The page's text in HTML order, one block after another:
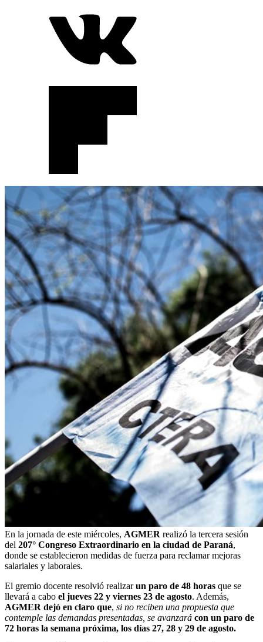
En la jornada de este miércoles, AGMER realizó la tercera sesión
del 207° Congreso Extraordinario en la ciudad de Paraná,
donde se establecieron medidas de fuerza para reclamar mejoras
salariales y laborales.
El gremio docente resolvió realizarun paro de 48 horas que se
llevará a cabo el jueves 22 y viernes 23 de agosto. Además,
AGMER dejó en claro que, si no reciben una propuesta que
contemple las demandas presentadas, se avanzará con un paro de
72 horas la semana próxima, los días 27, 28 y 29 de agosto.